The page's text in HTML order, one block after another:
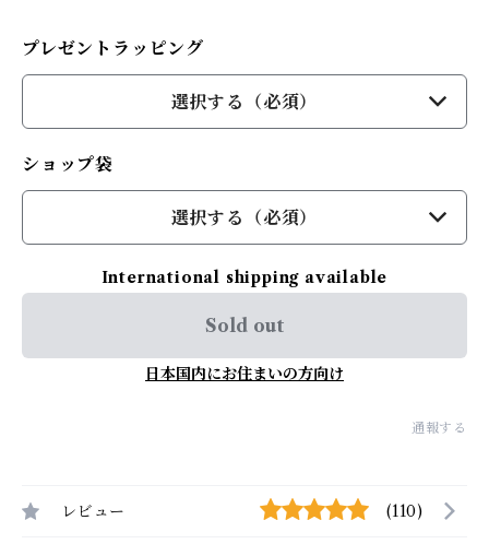
プレゼントラッピング
選択する（必須）
ショップ袋
選択する（必須）
International shipping available
Sold out
日本国内にお住まいの方向け
通報する
レビュー (110)